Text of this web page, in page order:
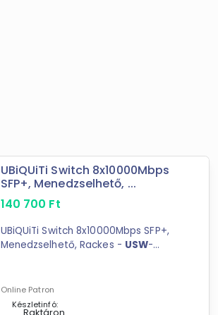
UBiQUiTi Switch 8x10000Mbps
SFP+, Menedzselhető, ...
140 700 Ft
UBiQUiTi Switch 8x10000Mbps SFP+,
Menedzselhető, Rackes - USW-
Online Patron
Készletinfó: